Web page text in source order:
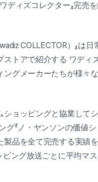
ディズコレクター』完売
COLLECTOR）』
ストアで紹介する ワデ
ングメーカーたちが様々
ショッピングと協業して
『ノ・ヤンソンの価値
品を全て完売する実績
ング放送ごとに平均マ